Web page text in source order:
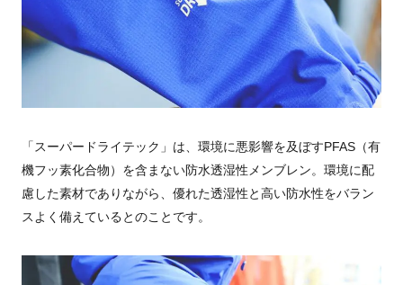
「スーパードライテック」は、環境に悪影響を及ぼすPFAS（有
機フッ素化合物）を含まない防水透湿性メンブレン。環境に配
慮した素材でありながら、優れた透湿性と高い防水性をバラン
スよく備えているとのことです。